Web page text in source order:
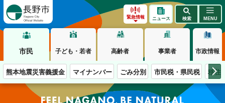
緊急情報 ニュース 検索 MENU
市民 子ども・若者 高齢者 事業者 市政情報
熊本地震災害義援金 マイナンバー ごみ分別 市民税・県民税 移住
この街で、わたしらしく生きる。長野市